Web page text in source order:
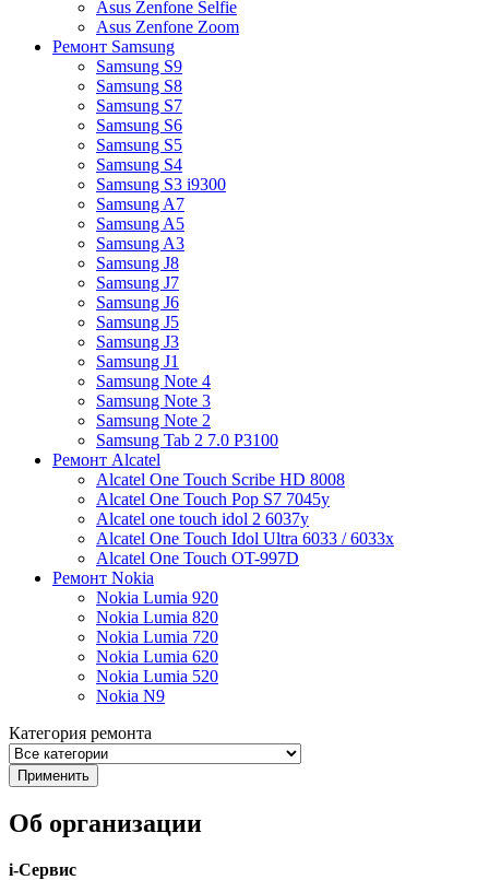
Asus Zenfone Selfie
Asus Zenfone Zoom
Ремонт Samsung
Samsung S9
Samsung S8
Samsung S7
Samsung S6
Samsung S5
Samsung S4
Samsung S3 i9300
Samsung A7
Samsung A5
Samsung A3
Samsung J8
Samsung J7
Samsung J6
Samsung J5
Samsung J3
Samsung J1
Samsung Note 4
Samsung Note 3
Samsung Note 2
Samsung Tab 2 7.0 P3100
Ремонт Alcatel
Alcatel One Touch Scribe HD 8008
Alcatel One Touch Pop S7 7045y
Alcatel one touch idol 2 6037y
Alcatel One Touch Idol Ultra 6033 / 6033x
Alcatel One Touch OT-997D
Ремонт Nokia
Nokia Lumia 920
Nokia Lumia 820
Nokia Lumia 720
Nokia Lumia 620
Nokia Lumia 520
Nokia N9
Категория ремонта
Об организации
i-Сервис